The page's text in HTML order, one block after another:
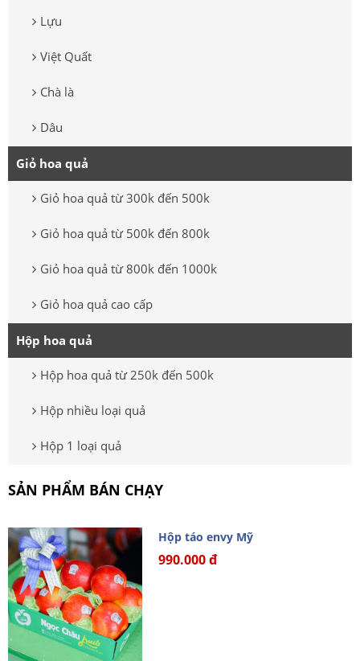
Lựu
Việt Quất
Chà là
Dâu
Giỏ hoa quả
Giỏ hoa quả từ 300k đến 500k
Giỏ hoa quả từ 500k đến 800k
Giỏ hoa quả từ 800k đến 1000k
Giỏ hoa quả cao cấp
Hộp hoa quả
Hộp hoa quả từ 250k đến 500k
Hộp nhiều loại quả
Hộp 1 loại quả
SẢN PHẨM BÁN CHẠY
Hộp táo envy Mỹ
990.000 đ